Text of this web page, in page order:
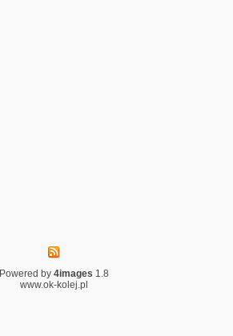
Powered by 4images 1.8
www.ok-kolej.pl